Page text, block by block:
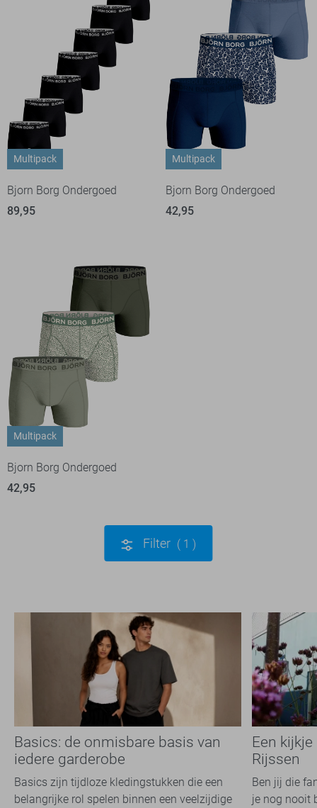
Multipack
Bjorn Borg Ondergoed
89,95
Multipack
Bjorn Borg Ondergoed
42,95
Multipack
Bjorn Borg Ondergoed
42,95
Filter 1
Basics: de onmisbare basis van
iedere garderobe
Basics zijn tijdloze kledingstukken die een
belangrijke rol spelen binnen een veelzijdige
Een
Rijssen
Ben jij die
je nog nooit